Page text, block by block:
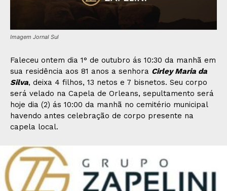
Imagem Jornal Sul
Faleceu ontem dia 1° de outubro ás 10:30 da manhã em
sua residência aos 81 anos a senhora Cirley Maria da
Silva, deixa 4 filhos, 13 netos e 7 bisnetos. Seu corpo
será velado na Capela de Orleans, sepultamento será
hoje dia (2) ás 10:00 da manhã no cemitério municipal
havendo antes celebração de corpo presente na
capela local.